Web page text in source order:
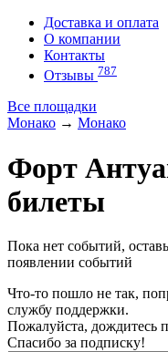
Доставка и оплата
О компании
Контакты
Отзывы 787
Все площадки
Монако → Монако
Форт
билеты
Пока нет событий,
появлении событий
Что-то пошло не так,
службу поддержки.
Пожалуйста, дождитесь
Спасибо за подписку!